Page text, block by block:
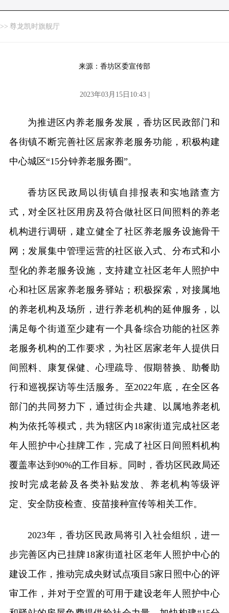
>> 尊龙凯时旗舰厅
来源：香坊区委宣传部
2023年03月15日10:43 |
为推进区内养老服务发展，香坊区民政部门和
各街镇不断完善社区居家养老服务功能，积极构建
中心城区“15分钟养老服务圈”。
香坊区民政局以街镇自排报表和实地踏查方
式，对全区社区用房及符合做社区日间照料的养老
机构进行调研，建立健全了社区养老服务设施骨干
网；发展集中管理运营的社区嵌入式、分布式和小
型化的养老服务设施，支持建立社区老年人照护中
心和社区居家养老服务驿站；积极探索，对接属地
的养老机构及场所，进行养老机构的延伸服务，以
满足每个街道至少建有一个具备综合功能的社区养
老服务机构的工作要求，为社区居家老年人提供日
间照料、康复保健、心理疏导、假期替换、助餐助
行和巡视探访等生活服务。至2022年底，在全区各
部门的共同努力下，通过街企共建、以属地养老机
构为依托等模式，共为辖区内18家街道完成社区老
年人照护中心挂牌工作，完成了社区日间照料机构
覆盖率达到90%的工作目标。同时，香坊区民政局还
按时完成老龄及各类补贴发放、养老机构等级评
定、安全防疫检查、疫苗接种宣传等相关工作。
2023年，香坊区民政局将引入社会组织，进一
步完善区内已挂牌18家街道社区老年人照护中心的
建设工作，推动完成央财试点项目5家日照中心的评
审工作，并对于空置的可用于建设老年人照护中心